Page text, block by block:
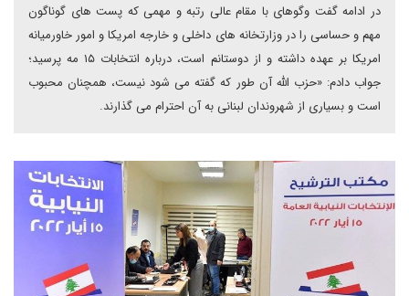
در ادامه گفت وگوهای با مقام عالی رتبه و مهمی که پست های گوناگون
مهم و حساسی را در وزارتخانه های داخلی و خارجه امریکا و امور خاورمیانه
امریکا بر عهده داشته و از دوستانم است، درباره انتخابات ۱۵ مه پرسید؛
جواب دادم: «حزب الله آن طور که گفته می شود نیست، همچنان محبوب
است و بسیاری از شهروندان لبنانی به آن احترام می گذارند.